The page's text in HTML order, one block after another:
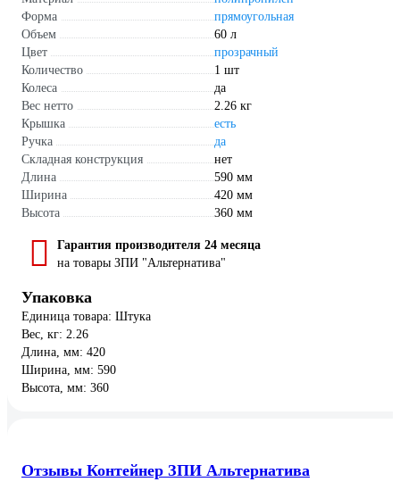
Форма
прямоугольная
Объем
60 л
Цвет
прозрачный
Количество
1 шт
Колеса
да
Вес нетто
2.26 кг
Крышка
есть
Ручка
да
Складная конструкция
нет
Длина
590 мм
Ширина
420 мм
Высота
360 мм
Гарантия производителя 24 месяца
на товары ЗПИ "Альтернатива"
Упаковка
Единица товара: Штука
Вес, кг: 2.26
Длина, мм: 420
Ширина, мм: 590
Высота, мм: 360
Отзывы Контейнер ЗПИ Альтернатива